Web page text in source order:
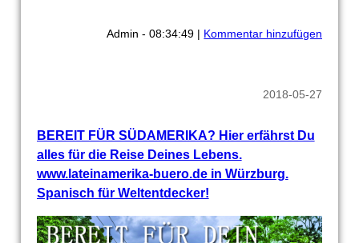
Admin - 08:34:49 | Kommentar hinzufügen
2018-05-27
BEREIT FÜR SÜDAMERIKA? Hier erfährst Du
alles für die Reise Deines Lebens.
www.lateinamerika-buero.de in Würzburg.
Spanisch für Weltentdecker!